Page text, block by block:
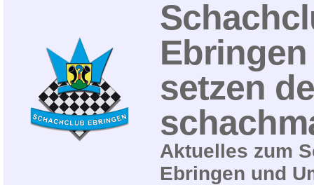
setzen
Aktuelles zum
Ebringen und